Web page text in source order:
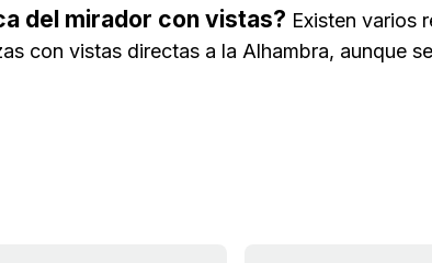
del mirador con vistas? Existen varios
con vistas directas a la Alhambra, aunque